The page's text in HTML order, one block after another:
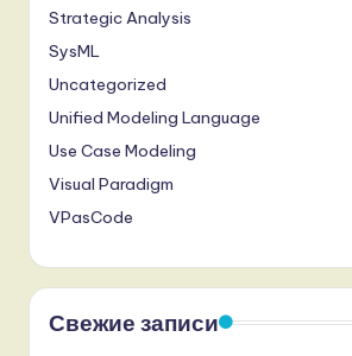
Strategic Analysis
SysML
Uncategorized
Unified Modeling Language
Use Case Modeling
Visual Paradigm
VPasCode
Свежие записи